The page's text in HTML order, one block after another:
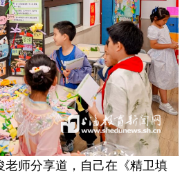
老师分享道，自己在《精卫填